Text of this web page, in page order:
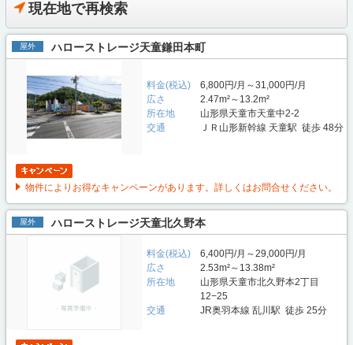
現在地で再検索
屋外 ハローストレージ天童鎌田本町
料金(税込)
6,800円/月～31,000円/月
広さ
2.47m²～13.2m²
所在地
山形県天童市天童中2-2
交通
ＪＲ山形新幹線 天童駅 徒歩 48分
物件によりお得なキャンペーンがあります。詳しくはお問合せください。
屋外 ハローストレージ天童北久野本
料金(税込)
6,400円/月～29,000円/月
広さ
2.53m²～13.38m²
所在地
山形県天童市北久野本2丁目
12−25
交通
JR奥羽本線 乱川駅 徒歩 25分